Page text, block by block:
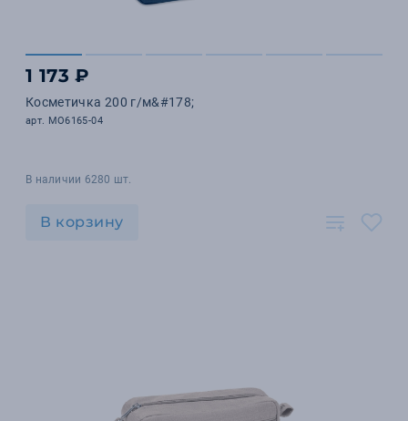
1 173 ₽
Косметичка 200 г/м&#178;
арт. MO6165-04
В наличии 6280 шт.
В корзину